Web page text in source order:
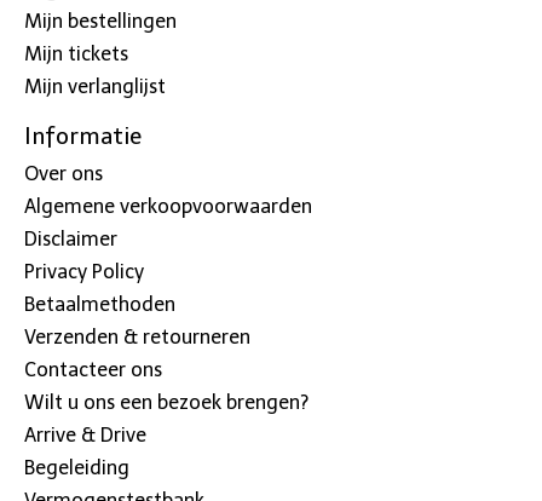
Mijn bestellingen
Mijn tickets
Mijn verlanglijst
Informatie
Over ons
Algemene verkoopvoorwaarden
Disclaimer
Privacy Policy
Betaalmethoden
Verzenden & retourneren
Contacteer ons
Wilt u ons een bezoek brengen?
Arrive & Drive
Begeleiding